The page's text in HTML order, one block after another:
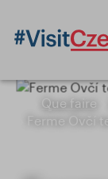
Que faire
Ferme Ovčí